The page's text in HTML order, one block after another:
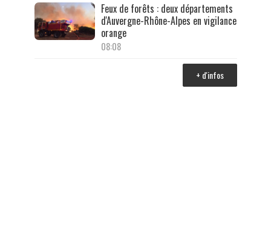
Feux de forêts : deux départements
d'Auvergne-Rhône-Alpes en vigilance
orange
08:08
+ d'infos